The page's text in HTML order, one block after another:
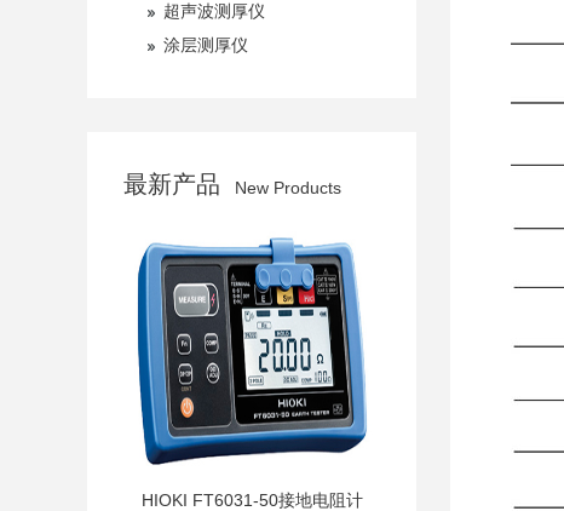
超声波测厚仪
涂层测厚仪
最新产品 New Products
HIOKI FT6031-50接地电阻计